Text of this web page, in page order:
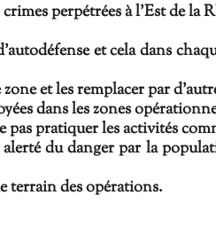
perpétrées à l'Est de la
et cela dans
et les remplacer par
dans les zones
pratiquer les activités
du danger par la
terrain des opérations.